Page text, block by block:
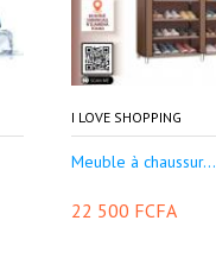
I LOVE SHOPPING
Meuble à chaussur...
22 500 FCFA